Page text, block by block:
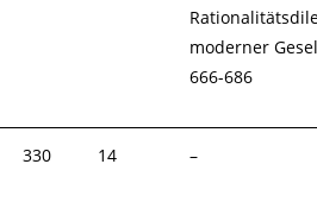
moderner
666-686
330 14 –